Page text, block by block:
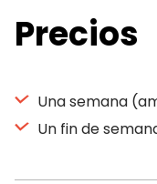
Precios
Una semana
Un fin de